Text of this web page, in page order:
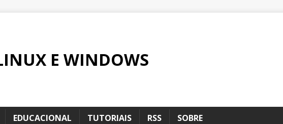
E WINDOWS
EDUCACIONAL TUTORIAIS RSS SOBRE